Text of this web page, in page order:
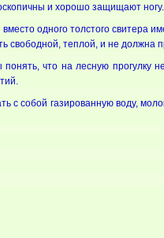
и хорошо защищают ногу.
одного толстого свитера
теплой, и не должна
что на лесную прогулку
с собой газированную воду,